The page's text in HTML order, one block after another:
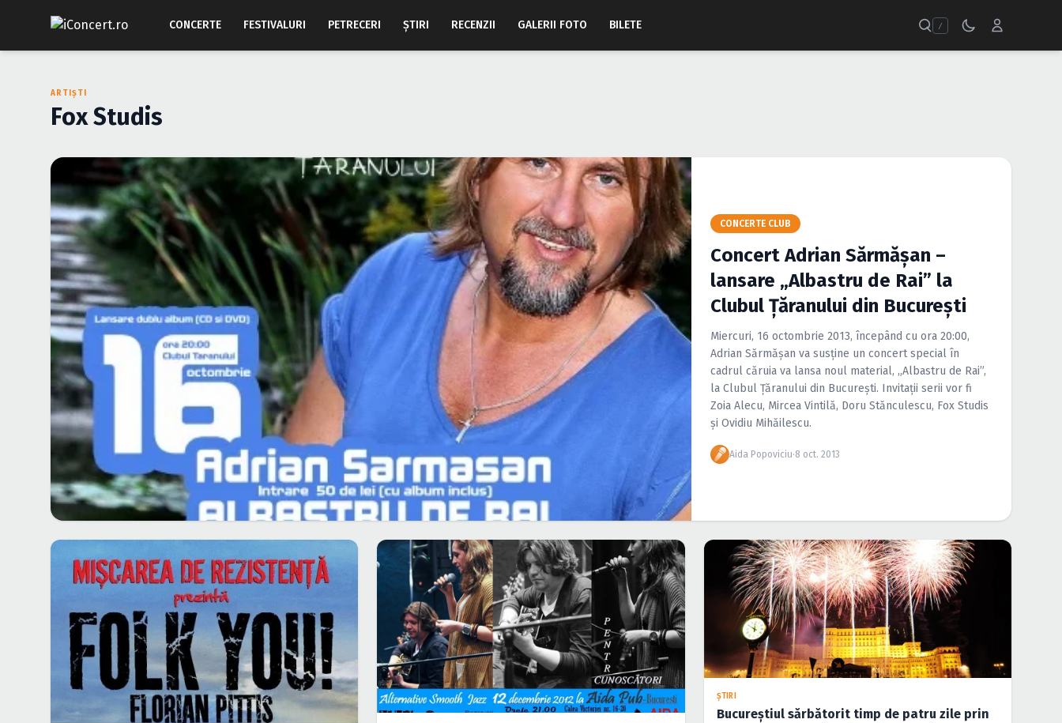
CONCERTE FESTIVALURI PETRECERI ŞTIRI RECENZII GALERII FOTO BILETE /
ARTIȘTI
Fox Studis
CONCERTE CLUB
Concert Adrian Sărmăşan –
lansare „Albastru de Rai” la
Clubul Ţăranului din Bucureşti
Miercuri, 16 octombrie 2013, începând cu ora 20:00,
Adrian Sărmăşan va susţine un concert special în
cadrul căruia va lansa noul material, „Albastru de Rai”,
la Clubul Ţăranului din Bucureşti. Invitaţii serii vor fi
Zoia Alecu, Mircea Vintilă, Doru Stănculescu, Fox Studis
şi Ovidiu Mihăilescu.
Aida Popoviciu·8 oct. 2013
ŞTIRI
Bucureştiul sărbătorit timp de patru zile prin